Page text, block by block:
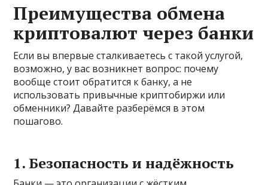
Преимущества обмена
криптовалют через банки
Если вы впервые сталкиваетесь с такой услугой,
возможно, у вас возникнет вопрос: почему
вообще стоит обратится к банку, а не
использовать привычные криптобиржи или
обменники? Давайте разберёмся в этом
пошагово.
1. Безопасность и надёжность